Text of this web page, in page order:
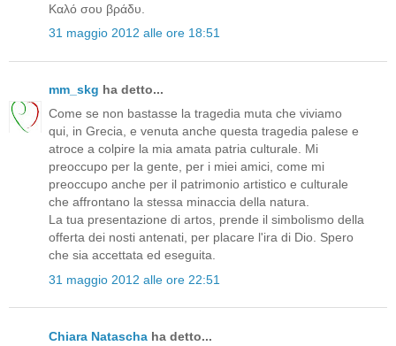
Καλό σου βράδυ.
31 maggio 2012 alle ore 18:51
mm_skg ha detto...
Come se non bastasse la tragedia muta che viviamo
qui, in Grecia, e venuta anche questa tragedia palese e
atroce a colpire la mia amata patria culturale. Mi
preoccupo per la gente, per i miei amici, come mi
preoccupo anche per il patrimonio artistico e culturale
che affrontano la stessa minaccia della natura.
La tua presentazione di artos, prende il simbolismo della
offerta dei nosti antenati, per placare l'ira di Dio. Spero
che sia accettata ed eseguita.
31 maggio 2012 alle ore 22:51
Chiara Natascha ha detto...